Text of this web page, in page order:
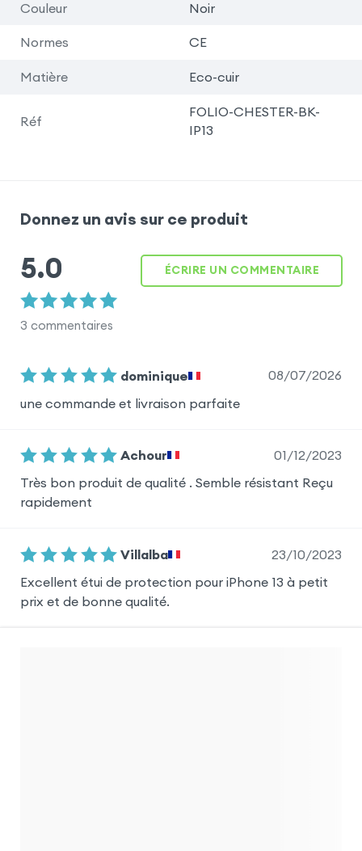
Couleur Noir
Normes CE
Matière Eco-cuir
Réf
FOLIO-CHESTER-BK-
IP13
Donnez un avis sur ce produit
5.0
3 commentaires
ÉCRIRE UN COMMENTAIRE
dominique
08/07/2026
une commande et livraison parfaite
Achour
01/12/2023
Très bon produit de qualité . Semble résistant Reçu
rapidement
Villalba
23/10/2023
Excellent étui de protection pour iPhone 13 à petit
prix et de bonne qualité.